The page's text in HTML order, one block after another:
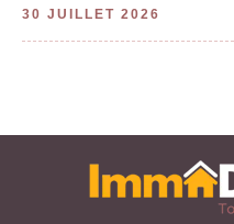
30 JUILLET 2026